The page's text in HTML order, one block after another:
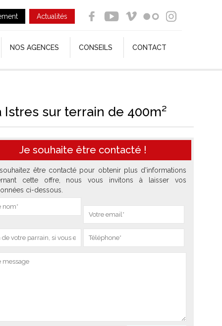
Actualités
NOS AGENCES CONSEILS CONTACT
sur terrain de 400m²
Je souhaite être contacté !
être contacté pour obtenir plus d'informations
cette offre, nous vous invitons à laisser vos
ci-dessous.